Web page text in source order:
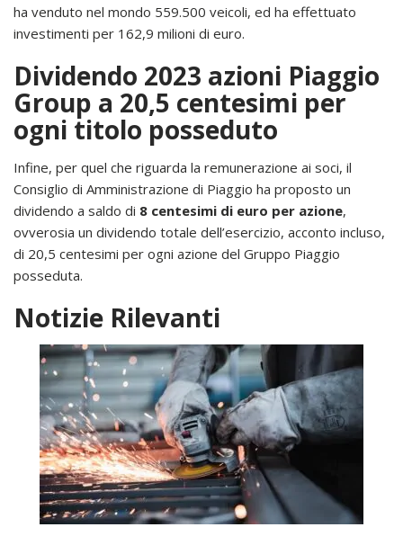
ha venduto nel mondo 559.500 veicoli, ed ha effettuato
investimenti per 162,9 milioni di euro.
Dividendo 2023 azioni Piaggio
Group a 20,5 centesimi per
ogni titolo posseduto
Infine, per quel che riguarda la remunerazione ai soci, il
Consiglio di Amministrazione di Piaggio ha proposto un
dividendo a saldo di 8 centesimi di euro per azione,
ovverosia un dividendo totale dell’esercizio, acconto incluso,
di 20,5 centesimi per ogni azione del Gruppo Piaggio
posseduta.
Notizie Rilevanti